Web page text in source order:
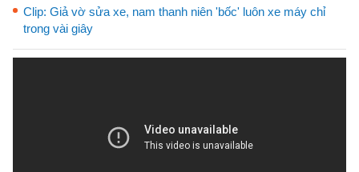
Clip: Giả vờ sửa xe, nam thanh niên 'bốc' luôn xe máy chỉ
trong vài giây